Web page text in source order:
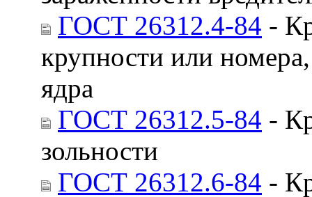
ГОСТ 26312.4-84 -
крупности или
ядра
ГОСТ 26312.5-84 -
зольности
ГОСТ 26312.6-84 -